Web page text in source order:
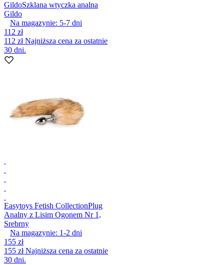
GildoSzklana wtyczka analna
Gildo
Na magazynie: 5-7 dni
112 zł
112 złNajniższa cena za ostatnie
30 dni.
Easytoys Fetish CollectionPlug
Analny z Lisim Ogonem Nr 1,
Srebrny
Na magazynie: 1-2 dni
155 zł
155 złNajniższa cena za ostatnie
30 dni.